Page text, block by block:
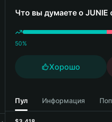
Что вы думаете о JUNIE
50%
Хорошо
Пул Информация